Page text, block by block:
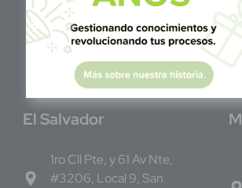
El Salvador
1ro Cll Pte, y 61 Av Nte,
#3206, Local 9, San
M